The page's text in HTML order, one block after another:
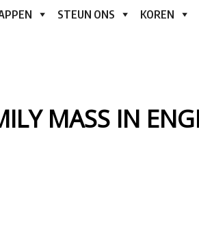
STEUN ONS KOREN
MASS IN